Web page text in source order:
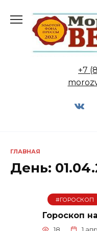
содержанию
+7
ГЛАВНАЯ
День:
#ГОРОСКОП
Гороскоп